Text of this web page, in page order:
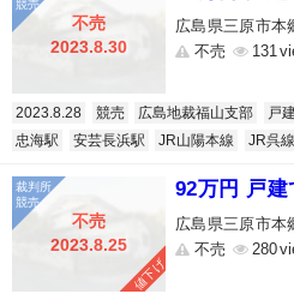
不売
2023.8.30
広島県三原市本
不売
131
2023.8.28 競売 広島地裁福山支部 戸
忠海駅
安芸長浜駅 JR山陽本線 JR呉線
不売
2023.8.25
値下げ
92万円 戸建
広島県三原市本
不売
280